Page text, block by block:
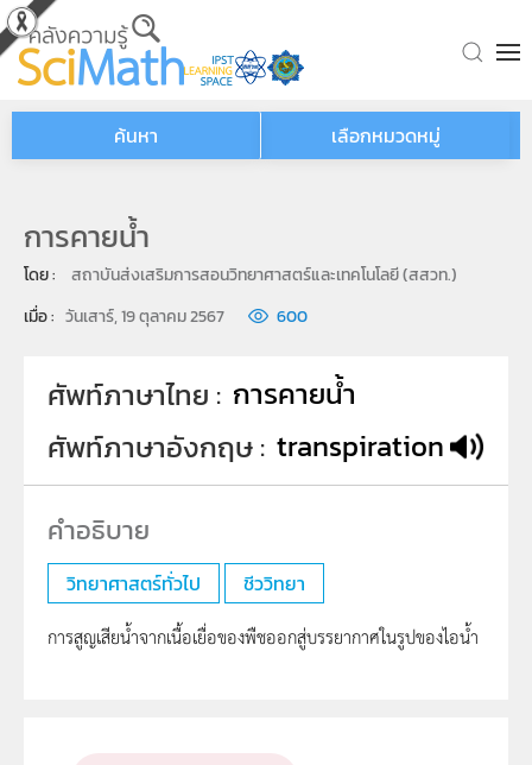
Skip to main content
ค้นหา เลือกหมวดหมู่
การคายน้ำ
โดย :
สถาบันส่งเสริมการสอนวิทยาศาสตร์และเทคโนโลยี (สสวท.)
เมื่อ : วันเสาร์, 19 ตุลาคม 2567 600
ศัพท์ภาษาไทย
การคายน้ำ
ศัพท์ภาษาอังกฤษ transpiration
วิทยาศาสตร์ทั่วไป ชีววิทยา
การสูญเสียน้ำจากเนื้อเยื่อของพืชออกสู่บรรยากาศในรูปของไอน้ำ